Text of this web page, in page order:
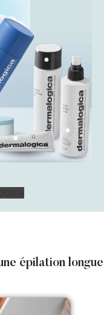
épilation longue